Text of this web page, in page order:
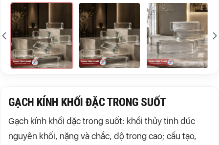
GẠCH KÍNH KHỐI ĐẶC TRONG SUỐT
Gạch kính khối đặc trong suốt: khối thủy tinh đúc
nguyên khối, nặng và chắc, độ trong cao; cấu tạo,